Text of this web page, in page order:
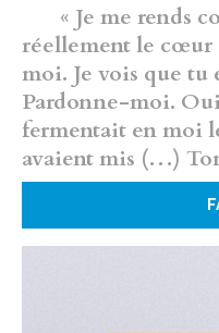
« Je me rends
réellement le cœur
moi. Je vois que tu
Pardonne-moi.
fermentait en moi
avaient mis (…)